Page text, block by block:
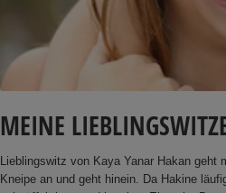
MEINE
Lieblingswitz von Kaya Yanar Hakan
Kneipe an und geht hinein. Da Hakine